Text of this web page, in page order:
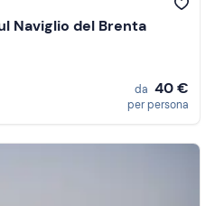
Naviglio del Brenta
da 40 €
per persona